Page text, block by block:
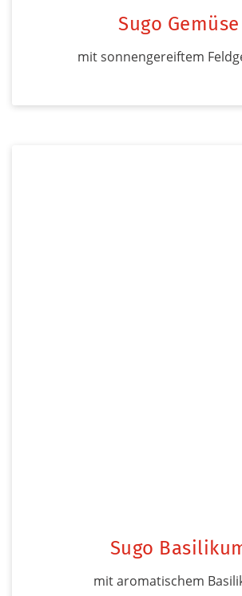
Sugo Gemüse
mit sonnengereiftem
Sugo
mit aromatischem